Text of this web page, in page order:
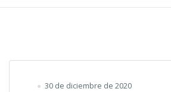
30 de diciembre de 2020